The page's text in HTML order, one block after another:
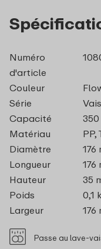
Numéro
d'article
Couleur
Série
Capacité
Matériau
PP,
Diamètre
176
Longueur
176
Hauteur
35
Poids
0,1
Largeur
176
Passe au lave-